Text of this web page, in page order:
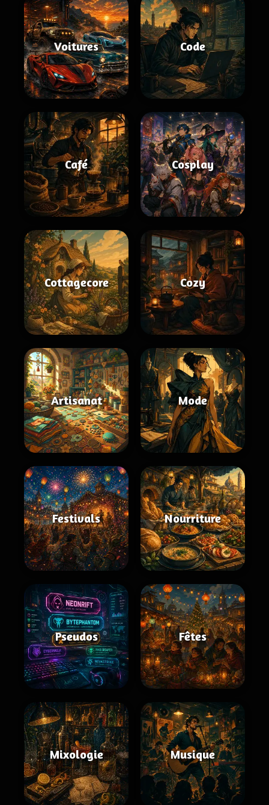
Voitures Code
Café Cosplay
Cottagecore Cozy
Artisanat Mode
Festivals Nourriture
Pseudos Fêtes
Mixologie Musique